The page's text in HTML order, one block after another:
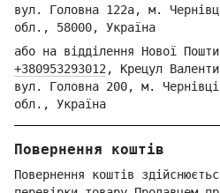
вул. Головна 122а, м.
обл., 58000, Україна
або на відділення Нової
+380953293012, Крецул
вул. Головна 200, м.
обл., Україна
Повернення коштів
Повернення коштів